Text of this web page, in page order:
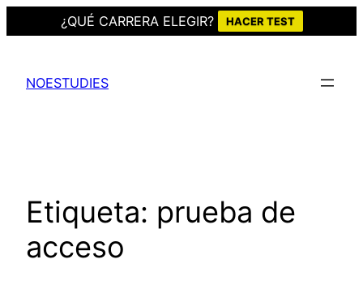
¿QUÉ CARRERA ELEGIR? HACER TEST
contenido
NOESTUDIES
Etiqueta: prueba de
acceso